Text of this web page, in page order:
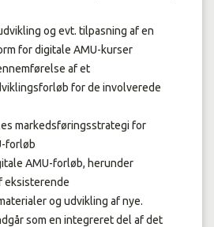
og evt. tilpasning af en
for digitale AMU-kurser
af et
for de involverede
markedsføringsstrategi for
forløb
AMU-forløb, herunder
eksisterende
og udvikling af nye.
som en integreret del af det